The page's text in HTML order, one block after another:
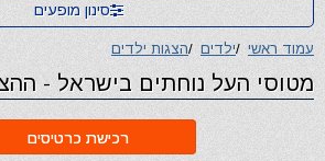
סינון מופעים
עמוד ראשי /ילדים /הצגות ילדים
מטוסי העל נוחתים בישראל - ההצגה
רכישת כרטיסים